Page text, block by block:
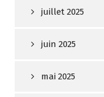
juillet 2025
juin 2025
mai 2025